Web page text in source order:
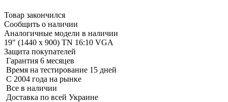
Товар закончился
Сообщить о наличии
Аналогичные модели в наличии
19" (1440 x 900) TN 16:10 VGA
Защита покупателей
Гарантия 6 месяцев
Время на тестирование 15 дней
С 2004 года на рынке
Все в наличии
Доставка по всей Украине